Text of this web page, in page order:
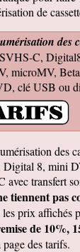
un beau
souvenirs
sincèrement
pour
sup8mm.
arrivé le 24,
Elle est très
un moment
efficacité. Je
se présente !
année avec
Bien
ça a l'air
bientôt pour
de
des
C,
microMV,
clé USB ou
des
8, mini
transfert
tiennent pas
prix affichés
de 10%,
des tarifs.